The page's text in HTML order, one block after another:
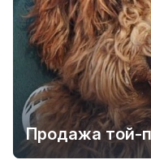
Продажа той-